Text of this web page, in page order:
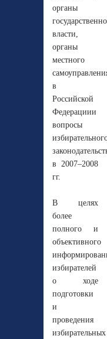
органы
власти,
органы
местного
в
Российской
Федерациии
вопросы
в 2007–2008
гг.
В целях
более
полного и
объективного
избирателей
о ходе
подготовки
и
проведения
избирательных